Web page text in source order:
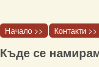
Начало >> Контакти >>
Къде се